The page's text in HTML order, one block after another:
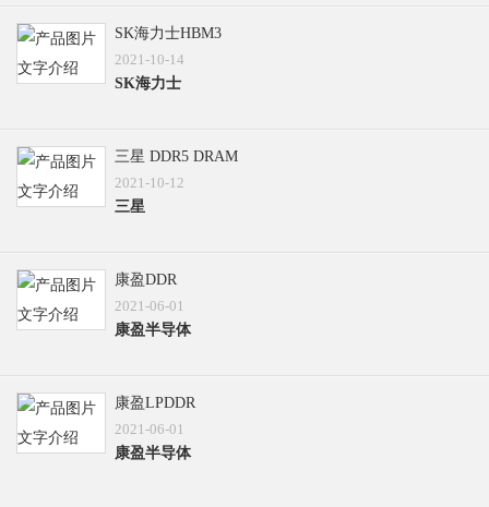
SK海力士HBM3
2021-10-14
SK海力士
三星 DDR5 DRAM
2021-10-12
三星
康盈DDR
2021-06-01
康盈半导体
康盈LPDDR
2021-06-01
康盈半导体